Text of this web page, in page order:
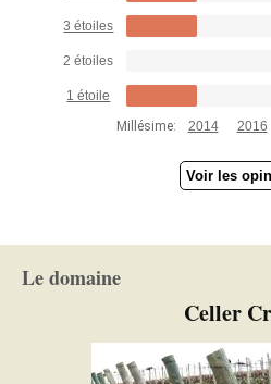
3 étoiles
2 étoiles
1 étoile
Millésime:
2014 2016
Voir les
Le domaine
Celler